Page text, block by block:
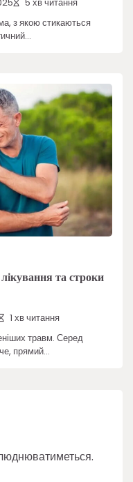
з якою стикаються
та строки
1 хв читання
травм. Серед
прямий…